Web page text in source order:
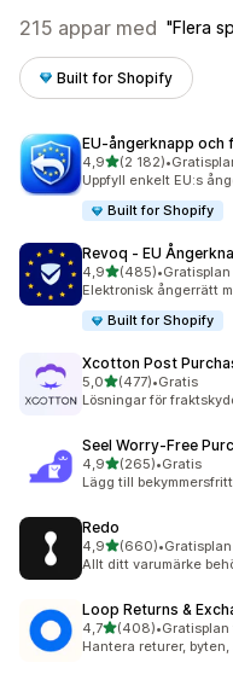
215 appar med Flera
Built for Shopify
EU‑ångerknapp och
4,9av 5 stjärnor
(2 182)
2182 recensioner totalt
•
Uppfyll enkelt EU:s
Built for Shopify
Revoq ‑ EU
4,9av 5 stjärnor
(485)
485 recensioner totalt
•
Elektronisk ångerrätt
Built for Shopify
Xcotton Post
5,0av 5 stjärnor
(477)
477 recensioner totalt
•Gratis
Lösningar för
Seel Worry‑Free
4,9av 5 stjärnor
(265)
265 recensioner totalt
•Gratis
Lägg till
Redo
4,9av 5 stjärnor
(660)
660 recensioner totalt
•
Allt ditt varumärke
Loop Returns &
4,7av 5 stjärnor
(408)
408 recensioner totalt
•
Hantera returer,